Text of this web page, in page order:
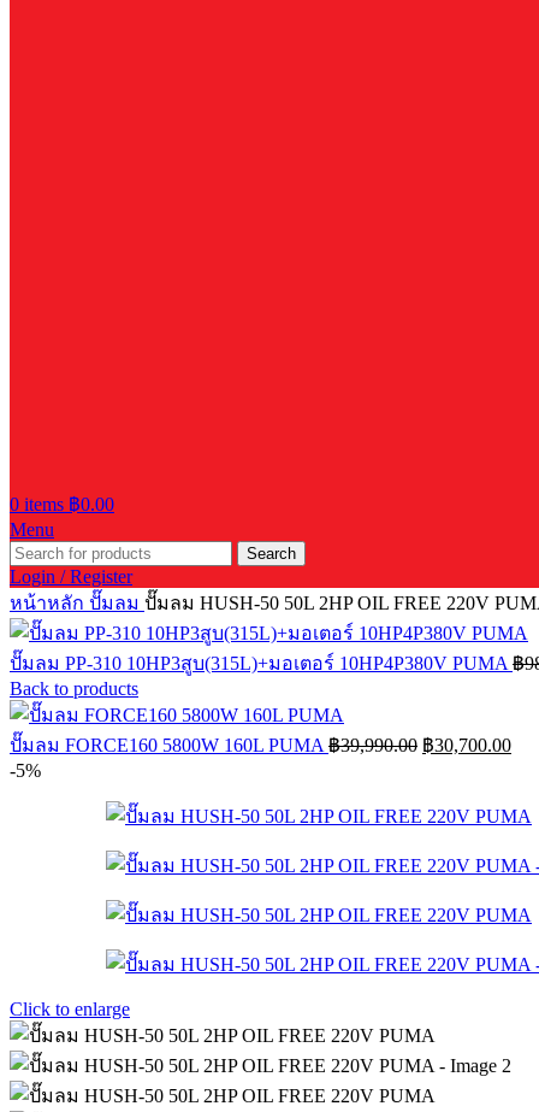
0 items ฿0.00
Menu
Search
Login / Register
หน้าหลัก ปั๊มลม ปั๊มลม HUSH-50 50L 2HP OIL FREE 220V
ปั๊มลม PP-310 10HP3สูบ(315L)+มอเตอร์ 10HP4P380V PUMA ฿
Back to products
ปั๊มลม FORCE160 5800W 160L PUMA ฿39,990.00 Original
price
฿39,990.00.
฿30,700.00
฿
-5%
Click to enlarge